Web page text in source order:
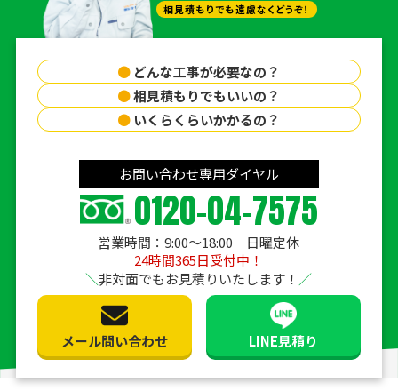
相見積もりでも遠慮なくどうぞ！
● どんな工事が必要なの？
●相見積もりでもいいの？
● いくらくらいかかるの？
お問い合わせ専用ダイヤル
0120-04-7575
営業時間：9:00〜18:00 日曜定休
24時間365日受付中！
非対面でもお見積りいたします！
メール問い合わせ LINE見積り